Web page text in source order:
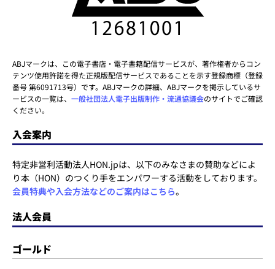
ABJマークは、この電子書店・電子書籍配信サービスが、著作権者からコン
テンツ使用許諾を得た正規版配信サービスであることを示す登録商標（登録
番号 第6091713号）です。ABJマークの詳細、ABJマークを掲示しているサ
ービスの一覧は、 一般社団法人電子出版制作・流通協議会のサイトでご確認
ください。
入会案内
特定非営利活動法人HON.jpは、以下のみなさまの賛助などによ
り本（HON）のつくり手をエンパワーする活動をしております。
会員特典や入会方法などのご案内はこちら。
法人会員
ゴールド